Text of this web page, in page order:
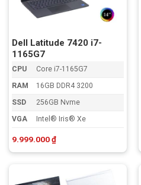
Dell Latitude 7420 i7-
1165G7
CPU
Core i7-1165G7
RAM
16GB DDR4 3200
SSD
256GB Nvme
VGA
Intel® Iris® Xe
9.999.000₫